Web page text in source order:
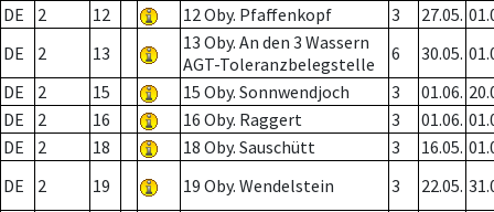
DE
2 12 12 Oby. Pfaffenkopf 3 27.05.
DE
2 13
13 Oby. An den 3 Wassern
AGT-Toleranzbelegstelle
6 30.05.
DE
2 15 15 Oby. Sonnwendjoch 3 01.06.
DE
2 16 16 Oby. Raggert 3 01.06.
DE
2 18 18 Oby. Sauschütt 3 16.05.
DE
2 19 19 Oby. Wendelstein 3 22.05.